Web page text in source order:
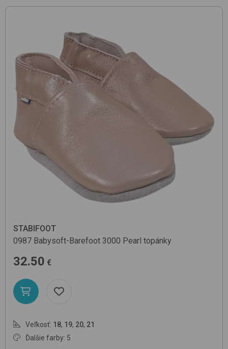
STABIFOOT
0987 Babysoft-Barefoot 3000 Pearl topánky
32.50 €
Veľkosť: 18, 19, 20, 21
Ďalšie farby: 5